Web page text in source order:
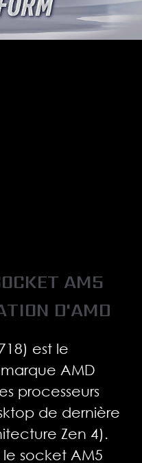
AM5
D'AMD
est le
AMD
processeurs
de dernière
Zen 4).
le socket AM5